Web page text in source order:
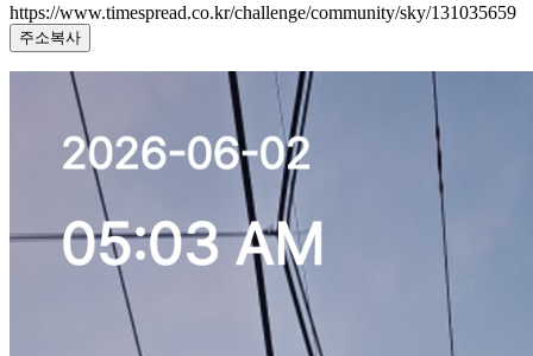
https://www.timespread.co.kr/challenge/community/sky/131035659
주소복사